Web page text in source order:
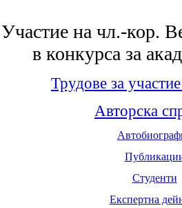
Участие на чл.-кор.
в конкурса за
Трудове за
Авторска
Студенти
Експертна